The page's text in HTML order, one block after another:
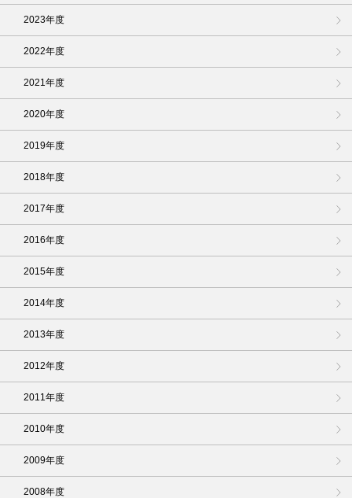
2023年度
2022年度
2021年度
2020年度
2019年度
2018年度
2017年度
2016年度
2015年度
2014年度
2013年度
2012年度
2011年度
2010年度
2009年度
2008年度